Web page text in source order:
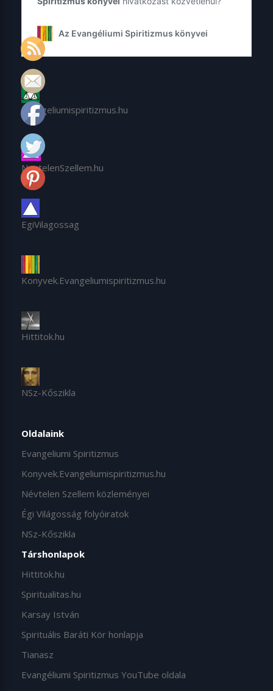
Evangeliumispiritizmus.hu
NevtelenSzellem.hu
EgiVilagossag
Konyvek.Evangeliumispiritizmus.hu
Hittitok.hu
NSz-Kőszikla
Oldalaink
Evangeliumi Spiritizmus
Konyvek.Evangeliumispiritizmus.hu
Névtelen Szellem közleményei
Égi Világosság folyóiratok
NSz-Kőszikla
Társhonlapok
Hittitok.hu
Spiritualitas.hu
Karsay István
Spirituális Baráti Kör honlapja
Tianasz
Evangéliumi Spiritizmus YouTube oldala